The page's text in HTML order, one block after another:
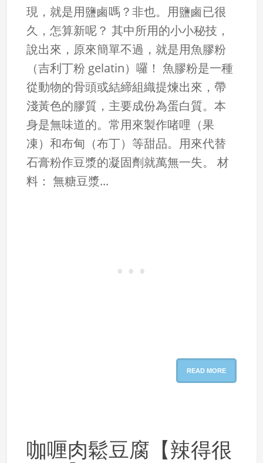
現，就是用鹽鹵嗎？非也。用鹽鹵已很
久，怎算新呢？ 其中所用的小小秘技，
說出來，原來簡單不過，就是用魚膠粉
（吉利丁粉 gelatin）囉！ 魚膠粉是一種
從動物的骨頭或結締組織提煉出來，帶
淺黃色的膠質，主要成份為蛋白質。本
身是無味道的。常用來製作啫哩（果
凍）和布甸（布丁）等甜品。用來代替
石膏粉作豆漿的凝固劑就萬無一失。 材
料： 無糖豆漿...
READ MORE
咖喱肉鬆豆腐【辣得很